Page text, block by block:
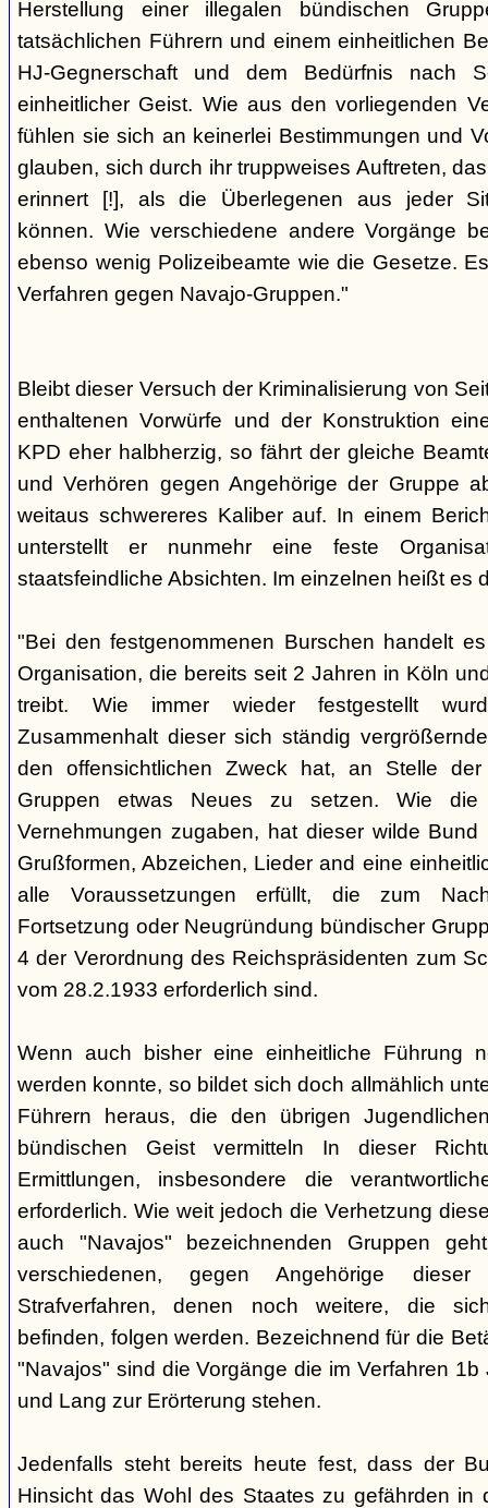
Herstellung einer illegalen bündischen
tatsächlichen Führern und einem einheitlichen
HJ-Gegnerschaft und dem Bedürfnis nach
einheitlicher Geist. Wie aus den vorliegenden
fühlen sie sich an keinerlei Bestimmungen und
glauben, sich durch ihr truppweises Auftreten,
erinnert [!], als die Überlegenen aus jeder
können. Wie verschiedene andere Vorgänge
ebenso wenig Polizeibeamte wie die Gesetze.
Verfahren gegen Navajo-Gruppen."
Bleibt dieser Versuch der Kriminalisierung von
enthaltenen Vorwürfe und der Konstruktion
KPD eher halbherzig, so fährt der gleiche
und Verhören gegen Angehörige der Gruppe
weitaus schwereres Kaliber auf. In einem
unterstellt er nunmehr eine feste
staatsfeindliche Absichten. Im einzelnen heißt es
"Bei den festgenommenen Burschen handelt
Organisation, die bereits seit 2 Jahren in Köln
treibt. Wie immer wieder festgestellt
Zusammenhalt dieser sich ständig
den offensichtlichen Zweck hat, an Stelle der
Gruppen etwas Neues zu setzen. Wie die
Vernehmungen zugaben, hat dieser wilde
Grußformen, Abzeichen, Lieder and eine
alle Voraussetzungen erfüllt, die zum
Fortsetzung oder Neugründung bündischer
4 der Verordnung des Reichspräsidenten zum
vom 28.2.1933 erforderlich sind.
Wenn auch bisher eine einheitliche Führung
werden konnte, so bildet sich doch allmählich
Führern heraus, die den übrigen
bündischen Geist vermitteln In dieser
Ermittlungen, insbesondere die
erforderlich. Wie weit jedoch die Verhetzung
auch "Navajos" bezeichnenden Gruppen
verschiedenen, gegen Angehörige dieser
Strafverfahren, denen noch weitere, die
befinden, folgen werden. Bezeichnend für die
"Navajos" sind die Vorgänge die im Verfahren
und Lang zur Erörterung stehen.
Jedenfalls steht bereits heute fest, dass der
Hinsicht das Wohl des Staates zu gefährden in